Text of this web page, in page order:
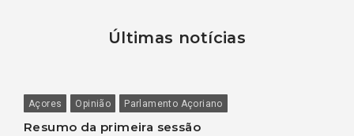
Últimas notícias
Açores Opinião Parlamento Açoriano
Resumo da primeira sessão